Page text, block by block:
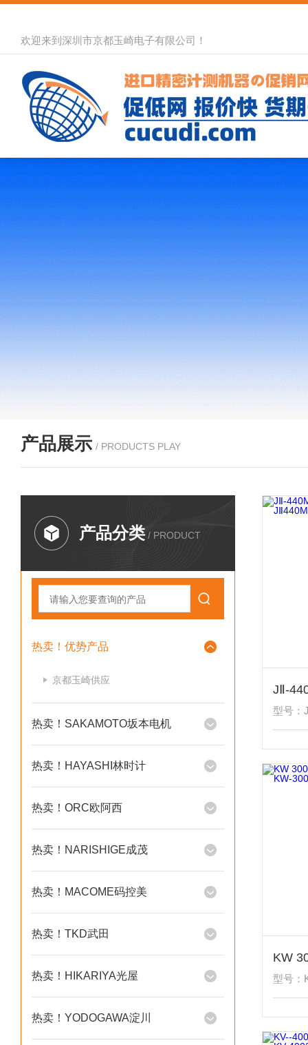
欢迎来到深圳市京都玉崎电子有限公司！
产品展示 / PRODUCTS PLAY
产品分类 / PRODUCT
热卖！优势产品
京都玉崎供应
热卖！SAKAMOTO坂本电机
热卖！HAYASHI林时计
热卖！ORC欧阿西
热卖！NARISHIGE成茂
热卖！MACOME码控美
热卖！TKD武田
热卖！HIKARIYA光屋
热卖！YODOGAWA淀川
型号：
型号：